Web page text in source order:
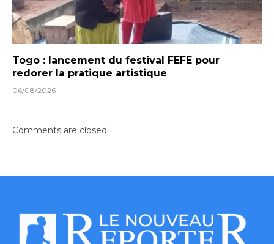
Togo : lancement du festival FEFE pour
redorer la pratique artistique
06/08/2026
Comments are closed.